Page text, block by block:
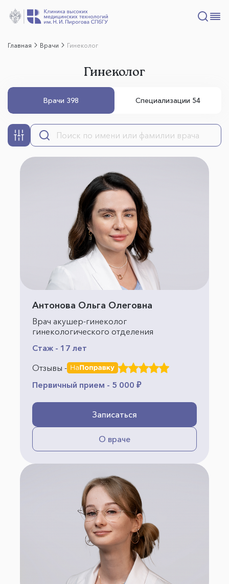
Главная Врачи Гинеколог
Гинеколог
Врачи 398 Специализации 54
Антонова Ольга Олеговна
Врач акушер-гинеколог
гинекологического отделения
Стаж - 17 лет
Отзывы -
Первичный прием - 5 000 ₽
Записаться
О враче